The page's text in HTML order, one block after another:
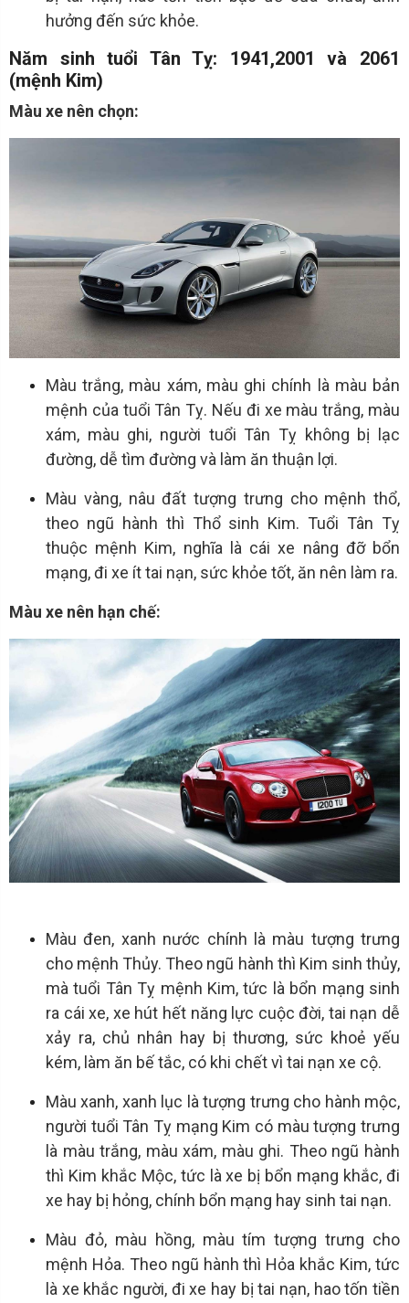
hưởng đến sức khỏe.
Năm sinh tuổi Tân Tỵ: 1941,2001 và 2061
(mệnh Kim)
Màu xe nên chọn:
Màu trắng, màu xám, màu ghi chính là màu bản
mệnh của tuổi Tân Tỵ. Nếu đi xe màu trắng, màu
xám, màu ghi, người tuổi Tân Tỵ không bị lạc
đường, dễ tìm đường và làm ăn thuận lợi.
Màu vàng, nâu đất tượng trưng cho mệnh thổ,
theo ngũ hành thì Thổ sinh Kim. Tuổi Tân Tỵ
thuộc mệnh Kim, nghĩa là cái xe nâng đỡ bổn
mạng, đi xe ít tai nạn, sức khỏe tốt, ăn nên làm ra.
Màu xe nên hạn chế:
Màu đen, xanh nước chính là màu tượng trưng
cho mệnh Thủy. Theo ngũ hành thì Kim sinh thủy,
mà tuổi Tân Tỵ mệnh Kim, tức là bổn mạng sinh
ra cái xe, xe hút hết năng lực cuộc đời, tai nạn dễ
xảy ra, chủ nhân hay bị thương, sức khoẻ yếu
kém, làm ăn bế tắc, có khi chết vì tai nạn xe cộ.
Màu xanh, xanh lục là tượng trưng cho hành mộc,
người tuổi Tân Tỵ mạng Kim có màu tượng trưng
là màu trắng, màu xám, màu ghi. Theo ngũ hành
thì Kim khắc Mộc, tức là xe bị bổn mạng khắc, đi
xe hay bị hỏng, chính bổn mạng hay sinh tai nạn.
Màu đỏ, màu hồng, màu tím tượng trưng cho
mệnh Hỏa. Theo ngũ hành thì Hỏa khắc Kim, tức
là xe khắc người, đi xe hay bị tai nạn, hao tốn tiền